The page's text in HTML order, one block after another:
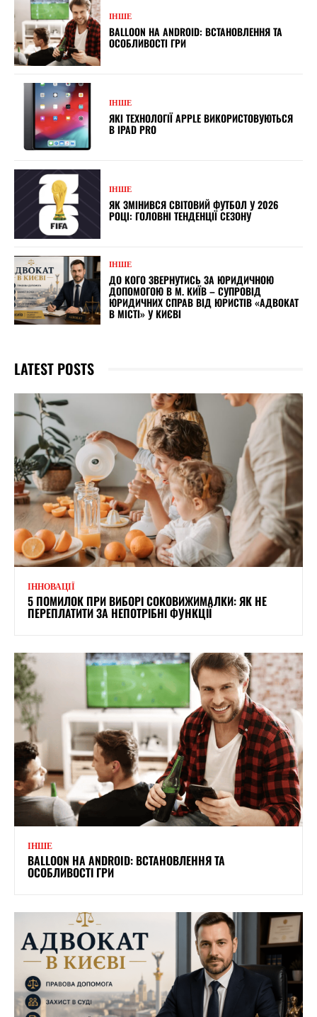
ІНШЕ
BALLOON НА ANDROID: ВСТАНОВЛЕННЯ ТА
ОСОБЛИВОСТІ ГРИ
ІНШЕ
ЯКІ ТЕХНОЛОГІЇ APPLE ВИКОРИСТОВУЮТЬСЯ
В IPAD PRO
ІНШЕ
ЯК ЗМІНИВСЯ СВІТОВИЙ ФУТБОЛ У 2026
РОЦІ: ГОЛОВНІ ТЕНДЕНЦІЇ СЕЗОНУ
ІНШЕ
ДО КОГО ЗВЕРНУТИСЬ ЗА ЮРИДИЧНОЮ
ДОПОМОГОЮ В М. КИЇВ – СУПРОВІД
ЮРИДИЧНИХ СПРАВ ВІД ЮРИСТІВ «АДВОКАТ
В МІСТІ» У КИЄВІ
LATEST POSTS
ІННОВАЦІЇ
5 ПОМИЛОК ПРИ ВИБОРІ СОКОВИЖИМАЛКИ: ЯК НЕ
ПЕРЕПЛАТИТИ ЗА НЕПОТРІБНІ ФУНКЦІЇ
ІНШЕ
BALLOON НА ANDROID: ВСТАНОВЛЕННЯ ТА
ОСОБЛИВОСТІ ГРИ